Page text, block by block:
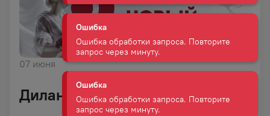
07 июня
Дилан Профи!
Ошибка обработки запроса. Повторите
Ошибка
Ошибка обработки запроса. Повторите
Ошибка